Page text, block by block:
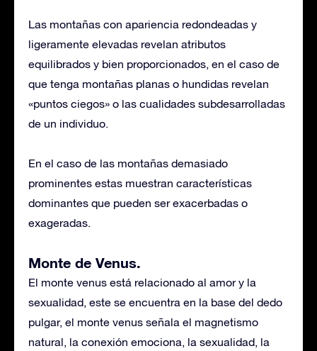
Las montañas con apariencia redondeadas y
ligeramente elevadas revelan atributos
equilibrados y bien proporcionados, en el caso de
que tenga montañas planas o hundidas revelan
«puntos ciegos» o las cualidades subdesarrolladas
de un individuo.
En el caso de las montañas demasiado
prominentes estas muestran características
dominantes que pueden ser exacerbadas o
exageradas.
Monte de Venus.
El monte venus está relacionado al amor y la
sexualidad, este se encuentra en la base del dedo
pulgar, el monte venus señala el magnetismo
natural, la conexión emociona, la sexualidad, la